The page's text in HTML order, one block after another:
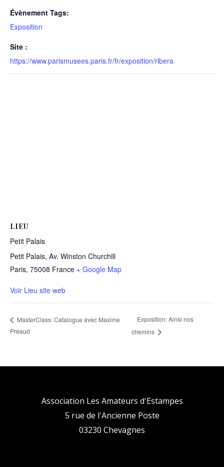
Évènement Tags:
Exposition
Site :
https://www.parismusees.paris.fr/fr/exposition/ribera
LIEU
Petit Palais
Petit Palais, Av. Winston Churchill
Paris, 75008 France + Google Map
Voir Lieu site web
MasterClass: Catalogue avec Maxime
Préaud
Exposition: Ainsi nos
chemins
Association Les Amateurs d'Estampes
5 rue de l'Ancienne Poste
03230 Chevagnes